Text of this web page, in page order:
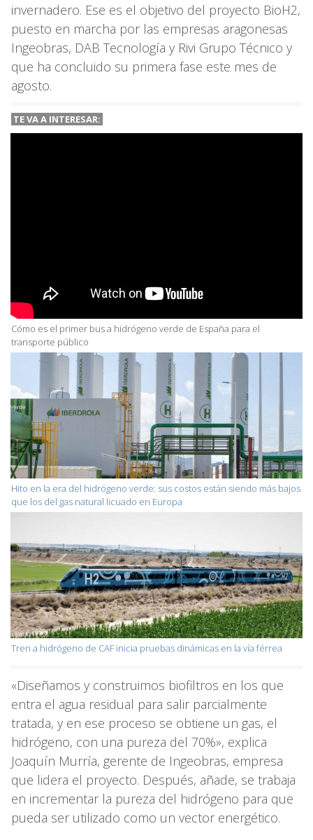
invernadero. Ese es el objetivo del proyecto BioH2,
puesto en marcha por las empresas aragonesas
Ingeobras, DAB Tecnología y Rivi Grupo Técnico y
que ha concluido su primera fase este mes de
agosto.
TE VA A INTERESAR:
Cómo es el primer bus a hidrógeno verde de España para el
transporte público
Hito en la era del hidrógeno verde: sus costos están siendo más bajos
que los del gas natural licuado en Europa
Tren a hidrógeno de CAF inicia pruebas dinámicas en la vía férrea
«Diseñamos y construimos biofiltros en los que
entra el agua residual para salir parcialmente
tratada, y en ese proceso se obtiene un gas, el
hidrógeno, con una pureza del 70%», explica
Joaquín Murría, gerente de Ingeobras, empresa
que lidera el proyecto. Después, añade, se trabaja
en incrementar la pureza del hidrógeno para que
pueda ser utilizado como un vector energético.